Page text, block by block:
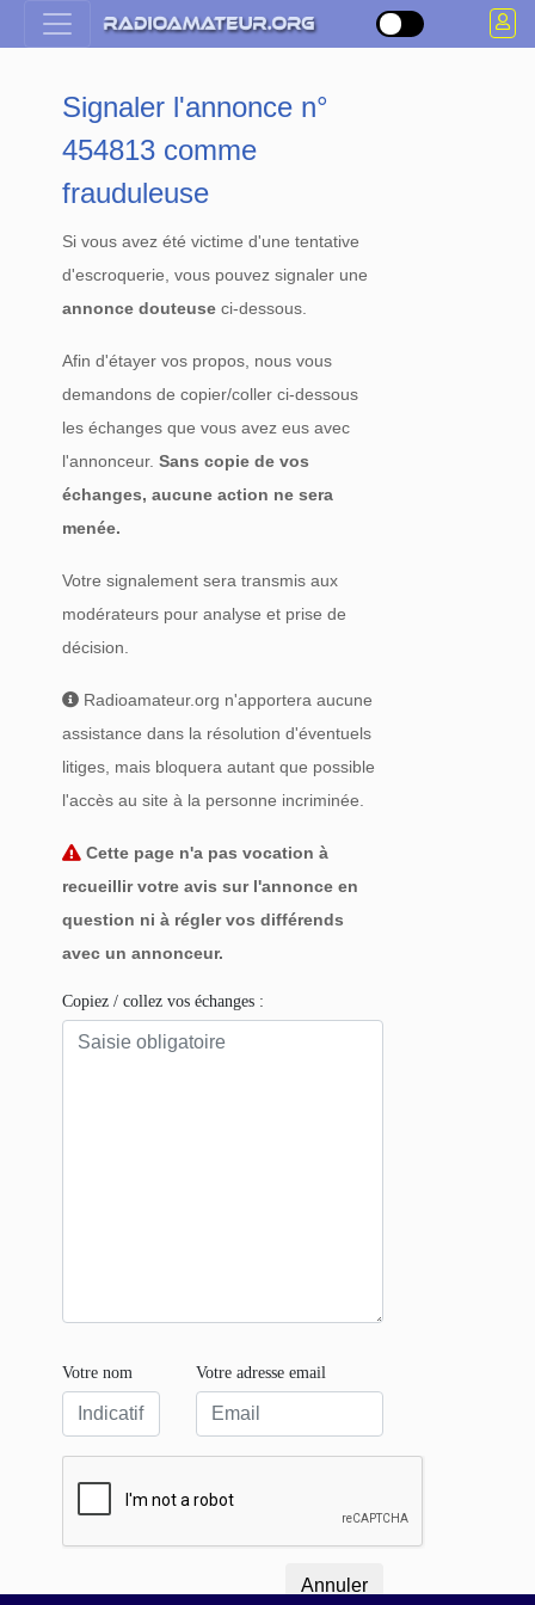
Signaler l'annonce n°
454813 comme
frauduleuse
Si vous avez été victime d'une tentative
d'escroquerie, vous pouvez signaler une
annonce douteuse ci-dessous.
Afin d'étayer vos propos, nous vous
demandons de copier/coller ci-dessous
les échanges que vous avez eus avec
l'annonceur.Sans copie de vos
échanges, aucune action ne sera
menée.
Votre signalement sera transmis aux
modérateurs pour analyse et prise de
décision.
Radioamateur.org n'apportera aucune
assistance dans la résolution d'éventuels
litiges, mais bloquera autant que possible
l'accès au site à la personne incriminée.
Cette page n'a pas vocation à
recueillir votre avis sur l'annonce en
question ni à régler vos différends
avec un annonceur.
Copiez / collez vos échanges :
Votre nom Votre adresse email